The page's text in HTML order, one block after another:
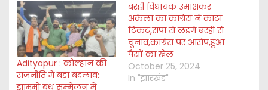
Adityapur : कोल्हान की
राजनीति में बड़ा बदलाव:
झामुमो बूथ सम्मेलन में
बरही विधायक उमाशंकर
अकेला का कांग्रेस ने काटा
टिकट,सपा से लड़ंगे बरही से
चुनाव,कांग्रेस पर आरोप,हुआ
पैसों का खेल
October 25, 2024
In "झारखंड"